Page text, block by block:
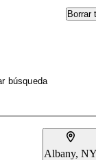
Borrar
búsqueda
Albany, NY